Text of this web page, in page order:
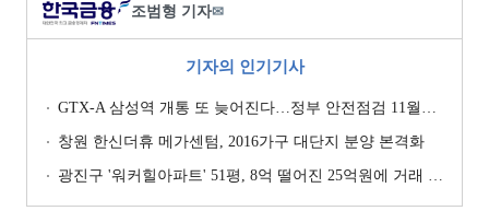
조범형 기자✉
기자의 인기기사
GTX-A 삼성역 개통 또 늦어진다…정부 안전점검 11월까지 확대
창원 한신더휴 메가센텀, 2016가구 대단지 분양 본격화
광진구 '워커힐아파트' 51평, 8억 떨어진 25억원에 거래 [일일 하락가]